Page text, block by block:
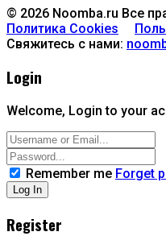
© 2026 Noomba.ru Все
Политика Cookies
Свяжитесь с нами:
Login
Welcome, Login to your
Remember me Forget
Register